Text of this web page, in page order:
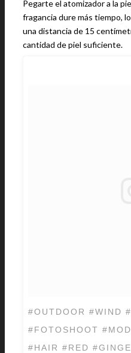
Pegarte el atomizador a la
fragancia dure más tiempo,
una distancia de 15
cantidad de piel suficiente.
#OUTDOOR #WIND
#FOTOSHOOT
#HAIR #RED